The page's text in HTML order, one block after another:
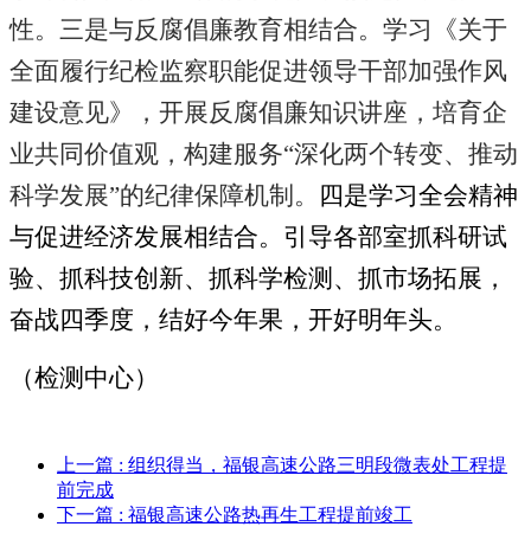
性。三是与反腐倡廉教育相结合。学习《关于
全面履行纪检监察职能促进领导干部加强作风
建设意见》，开展反腐倡廉知识讲座，培育企
业共同价值观，构建服务“深化两个转变、推动
科学发展”的纪律保障机制。 四是学习全会精神
与促进经济发展相结合。引导各部室抓科研试
验、抓科技创新、抓科学检测、抓市场拓展，
奋战四季度，结好今年果，开好明年头。
（检测中心）
上一篇 : 组织得当，福银高速公路三明段微表处工程提
前完成
下一篇 : 福银高速公路热再生工程提前竣工